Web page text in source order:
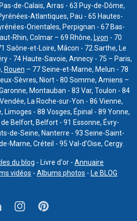
de-Calais, Arras - 63 Puy-de-Dôme,
Atlantiques, Pau - 65 Hautes-
Orientales, Perpignan - 67 Bas-
Rhin, Colmar – 69 Rhône, Lyon - 70
Saône-et-Loire, Mâcon - 72 Sarthe, Le
- 74 Haute-Savoie, Annecy - 75 – Paris,
Rouen – 77 Seine-et-Marne, Melun - 78
Sèvres, Niort - 80 Somme, Amiens –
Montauban - 83 Var, Toulon - 84
La Roche-sur-Yon - 86 Vienne,
Limoges - 88 Vosges, Épinal - 89 Yonne,
Belfort, Belfort - 91 Essonne, Évry-
de-Seine, Nanterre - 93 Seine-Saint-
Marne, Créteil - 95 Val-d’Oise, Cergy.
du blog - Livre d'or - Annuaire
vidéos - Albums photos - Le BLOG